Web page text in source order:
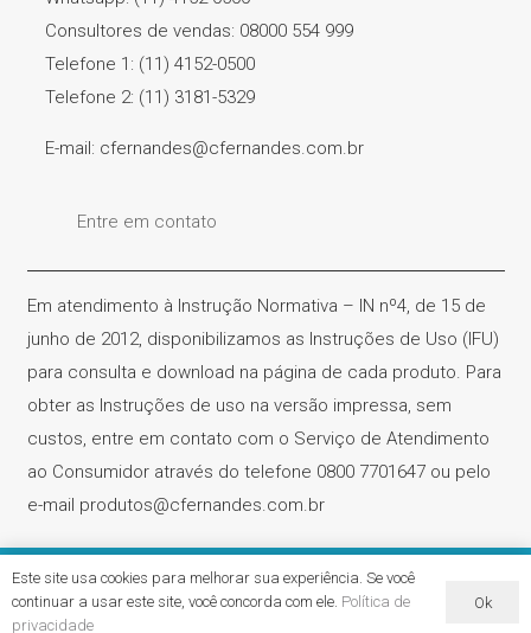
Consultores de vendas: 08000 554 999
Telefone 1: (11) 4152-0500
Telefone 2: (11) 3181-5329
E-mail: cfernandes@cfernandes.com.br
Entre em contato
Em atendimento à Instrução Normativa – IN nº4, de 15 de
junho de 2012, disponibilizamos as Instruções de Uso (IFU)
para consulta e download na página de cada produto. Para
obter as Instruções de uso na versão impressa, sem
custos, entre em contato com o Serviço de Atendimento
ao Consumidor através do telefone 0800 7701647 ou pelo
e-mail produtos@cfernandes.com.br
Cirúrgica Fernandes – CNPJ. 61.418.042/0001-31 | Todos os
Este site usa cookies para melhorar sua experiência. Se você
continuar a usar este site, você concorda com ele. Política de
privacidade
Ok